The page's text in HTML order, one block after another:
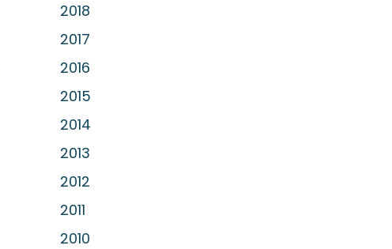
2018
2017
2016
2015
2014
2013
2012
2011
2010